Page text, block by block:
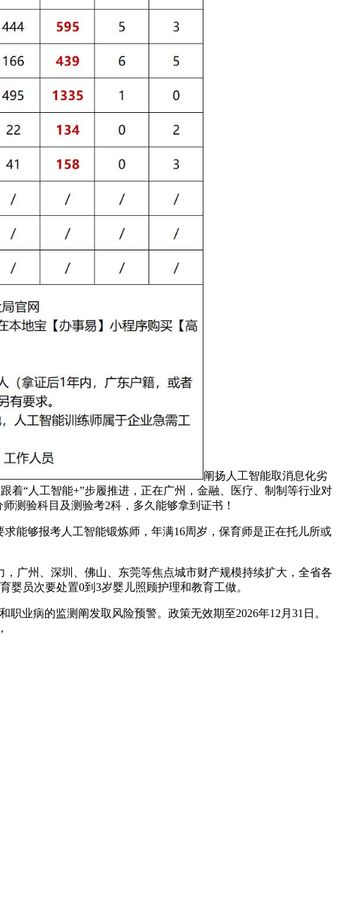
阐扬人工智能取消息化劣
着“人工智能+”步履推进，正在广州，金融、医疗、制制等行业对
测验科目及测验考2科，多久能够拿到证书！
能够报考人工智能锻炼师，年满16周岁，保育师是正在托儿所或
广州、深圳、佛山、东莞等焦点城市财产规模持续扩大，全省各
员次要处置0到3岁婴儿照顾护理和教育工做。
业病的监测阐发取风险预警。政策无效期至2026年12月31日。